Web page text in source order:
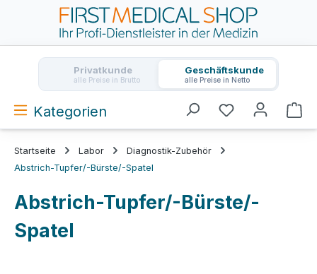
Zum Hauptinhalt springen
Privatkunde
alle Preise in Brutto
Geschäftskunde
alle Preise in Netto
Kategorien
Startseite Labor
Diagnostik-Zubehör
Abstrich-Tupfer/-Bürste/-Spatel
Abstrich-Tupfer/-Bürste/-
Spatel